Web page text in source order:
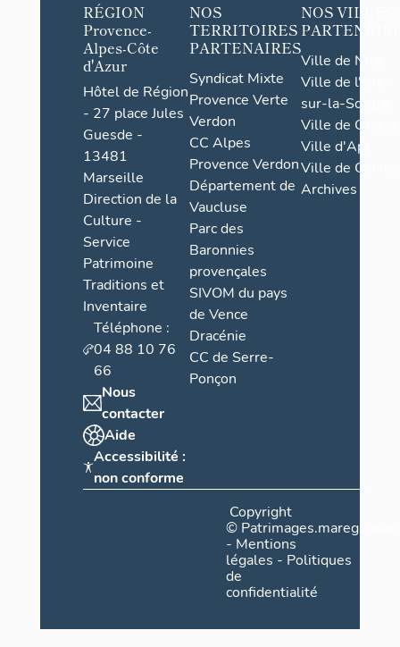
RÉGION
Provence-
Alpes-Côte
d'Azur
Hôtel de Région
- 27 place Jules
Guesde -
13481
Marseille
Direction de la
Culture -
Service
Patrimoine
Traditions et
Inventaire
Téléphone :
04 88 10 76
66
Nous
contacter
Aide
Accessibilité :
non conforme
NOS
TERRITOIRES
PARTENAIRES
Syndicat Mixte
Provence Verte
Verdon
CC Alpes
Provence Verdon
Département de
Vaucluse
Parc des
Baronnies
provençales
SIVOM du pays
de Vence
Dracénie
CC de Serre-
Ponçon
NOS VILLES
Ville de Nice
Ville de l'Isle-
sur-la-Sorgue
Ville de Grasse
Ville d'Apt
Ville de
Archives
Copyright
©
- Mentions
légales - Politiques
de
confidentialité